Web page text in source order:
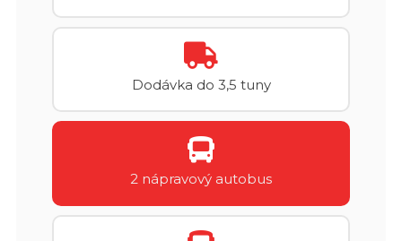
Dodávka do 3,5 tuny
2 nápravový autobus